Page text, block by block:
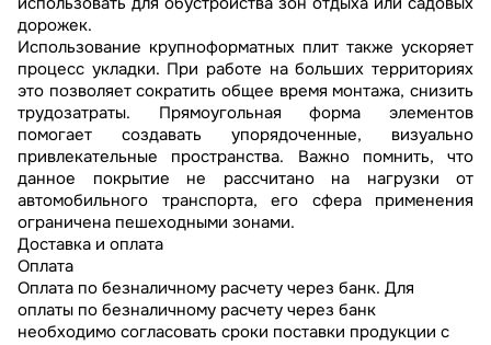
дорожек.
Использование крупноформатных плит также ускоряет
процесс укладки. При работе на больших территориях
это позволяет сократить общее время монтажа, снизить
трудозатраты. Прямоугольная форма элементов
помогает создавать упорядоченные, визуально
привлекательные пространства. Важно помнить, что
данное покрытие не рассчитано на нагрузки от
автомобильного транспорта, его сфера применения
ограничена пешеходными зонами.
Доставка и оплата
Оплата
Оплата по безналичному расчету через банк. Для
оплаты по безналичному расчету через банк
необходимо согласовать сроки поставки продукции с